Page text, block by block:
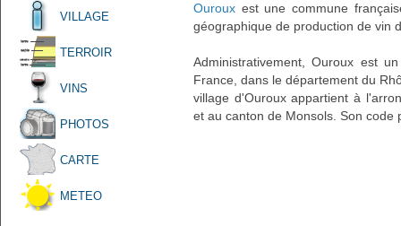
VILLAGE
TERROIR
VINS
PHOTOS
CARTE
METEO
Ouroux est une commune
géographique de production de vin
Administrativement, Ouroux est
France, dans le département du
village d'Ouroux appartient à
et au canton de Monsols. Son code